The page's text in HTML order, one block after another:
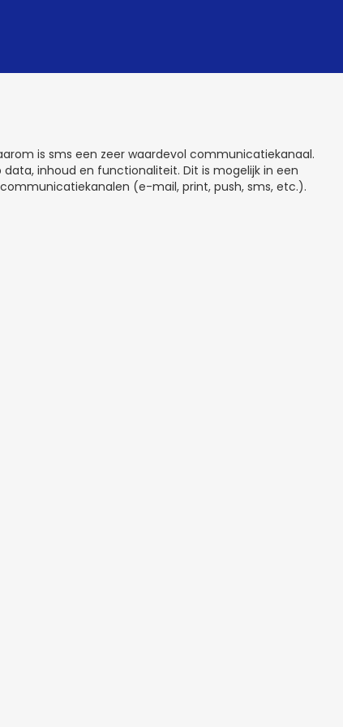
is sms een zeer waardevol communicatiekanaal.
inhoud en functionaliteit. Dit is mogelijk in een
(e-mail, print, push, sms, etc.).